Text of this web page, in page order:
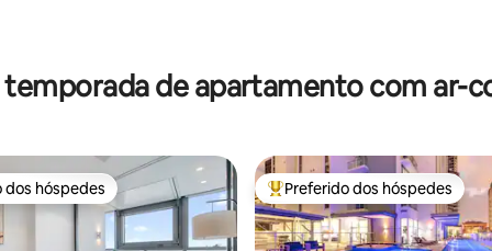
de apartamento com ar-
dos hóspedes
dos hóspedes Entre os melhores preferidos
Preferido dos hóspedes